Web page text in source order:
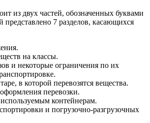
из двух частей, обозначенных буквами
7 разделов, касающихся
на классы.
и некоторые ограничения по их
в которой перевозятся вещества.
перевозки.
контейнерам.
и погрузочно-разгрузочных